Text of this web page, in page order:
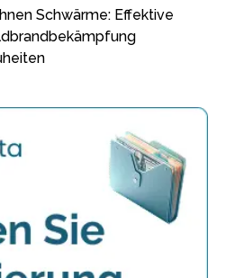
Schwärme: Effektive